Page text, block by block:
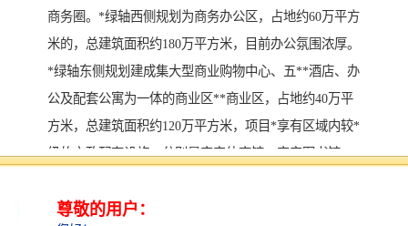
商务圈。*绿轴西侧规划为商务办公区，占地约60万平方
米的，总建筑面积约180万平方米，目前办公氛围浓厚。
*绿轴东侧规划建成集大型商业购物中心、五**酒店、办
公及配套公寓为一体的商业区**商业区，占地约40万平
方米，总建筑面积约120万平方米，项目*享有区域内较*
级的市政配套设施，分别是宝安体育馆、宝安图书馆
中心、海滨公园。